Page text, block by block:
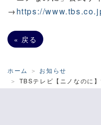
→https://
« 戻る
ホーム
お知らせ
TBSテレビ【ニノなのに